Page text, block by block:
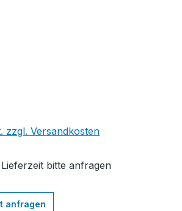
zzgl. Versandkosten
bitte anfragen
anfragen